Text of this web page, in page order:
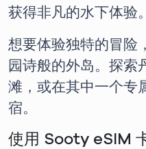
获得非凡的水下体验。
想要体验独特的冒险
园诗般的外岛。探索
滩，或在其中一个专
宿。
使用 Sooty eSIM